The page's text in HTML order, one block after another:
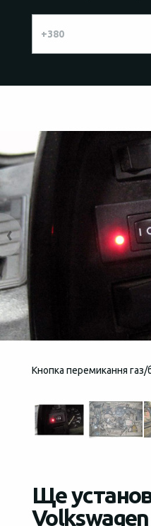
Кнопка перемикання газ/
Ще
Volkswagen